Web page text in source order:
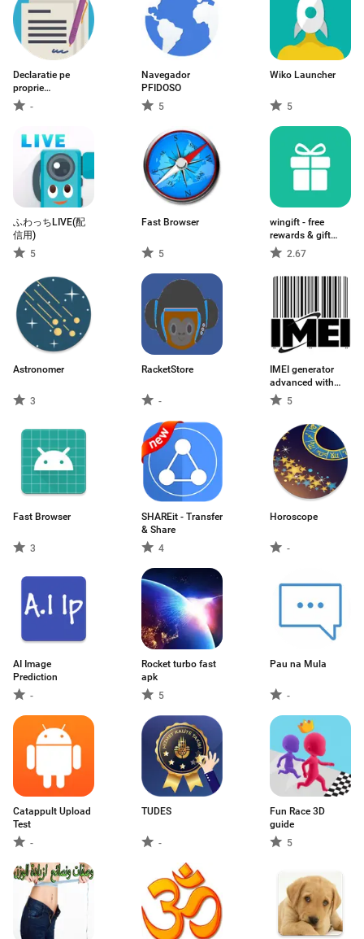
Declaratie pe
proprie
raspundere
-
Navegador
PFIDOSO
5
Wiko Launcher
5
ふわっちLIVE(配
信用)
5
Fast Browser
5
wingift - free
rewards & gift
cards2.67
Astronomer
3
RacketStore
-
IMEI generator
advanced with
analyzer
5
Fast Browser
3
SHAREit - Transfer
& Share
4
Horoscope
-
AI Image
Prediction
-
Rocket turbo fast
apk
5
Pau na Mula
-
Catappult Upload
Test
-
TUDES
-
Fun Race 3D
guide
5